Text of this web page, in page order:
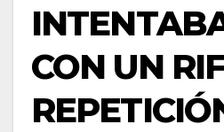
CON UN